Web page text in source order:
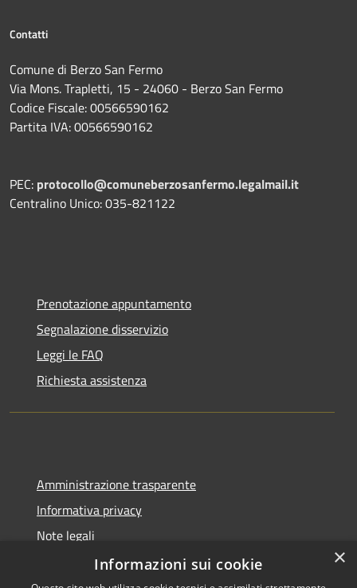
Contatti
Comune di Berzo San Fermo
Via Mons. Trapletti, 15 - 24060 - Berzo San Fermo
Codice Fiscale: 00566590162
Partita IVA: 00566590162
PEC: protocollo@comuneberzosanfermo.legalmail.it
Centralino Unico: 035-821122
Prenotazione appuntamento
Segnalazione disservizio
Leggi le FAQ
Richiesta assistenza
Amministrazione trasparente
Informativa privacy
Note legali
Dichiarazione di accessibilità
×
Informazioni sui cookie